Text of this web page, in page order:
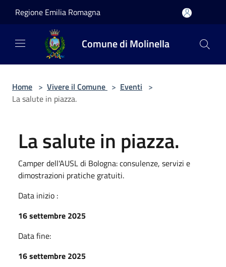
Regione Emilia Romagna
Comune di Molinella
Home > Vivere il Comune > Eventi >
La salute in piazza.
La salute in piazza.
Camper dell'AUSL di Bologna: consulenze, servizi e
dimostrazioni pratiche gratuiti.
Data inizio :
16 settembre 2025
Data fine:
16 settembre 2025